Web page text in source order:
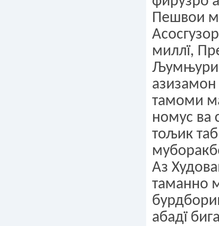
Пешвои
миллї,
азизамон
тамоми
номус ва
тољик
Аз
таманно
абадї